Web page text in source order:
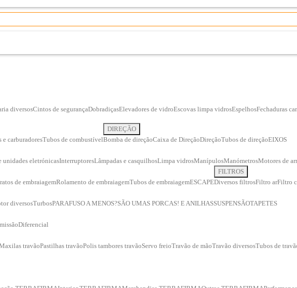
diversosCintos de segurançaDobradiçasElevadores de vidroEscovas limpa vidrosEspelhosFechaduras
e carburadoresTubos de combustível
DIREÇÃO
Bomba de direçãoCaixa de DireçãoDireçãoTubos de direçãoEIXOS
unidades eletrónicasInterruptoresLâmpadas e casquilhosLimpa vidrosManípulosManómetrosMotores de
de embraiagemRolamento de embraiagemTubos de embraiagemESCAPE
FILTROS
Diversos filtrosFiltro arFiltro
diversosTurbosPARAFUSO A MENOS?SÃO UMAS PORCAS! E ANILHASSUSPENSÃOTAPETES
Diferencial
travãoPastilhas travãoPolis tambores travãoServo freioTravão de mãoTravão diversosTubos de